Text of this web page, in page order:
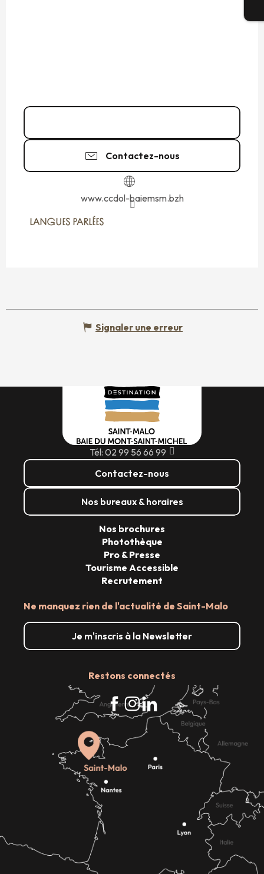
Contactez-nous
www.ccdol-baiemsm.bzh
LANGUES PARLÉES
LANGUES PARLÉES
Signaler une erreur
Tél: 02 99 56 66 99
Contactez-nous
Nos bureaux & horaires
Ne manquez rien de l'actualité de Saint-Malo
Je m'inscris à la Newsletter
Restons connectés
Nos brochures
Photothèque
Pro & Presse
Tourisme Accessible
Recrutement